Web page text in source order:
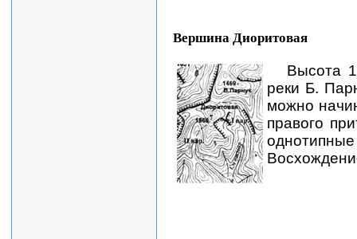
Вершина Диоритовая
Высота
реки Б.
можно
правого